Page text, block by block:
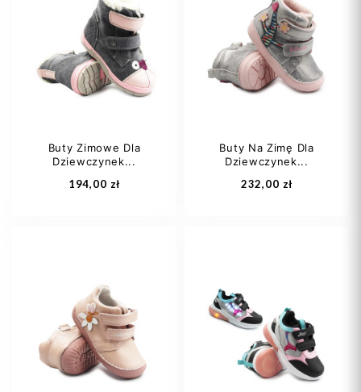
21
22
23
24 +1
Dodaj do koszyka
28
29
30
31 +5
Dodaj do koszyka
Buty Zimowe Dla
Dziewczynek...
194,00 zł
22
23
24
29
Buty Na Zimę Dla
Dziewczynek...
232,00 zł
22 25